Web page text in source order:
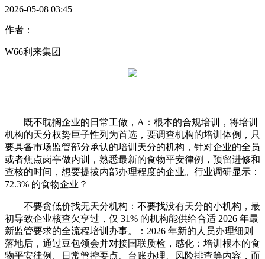
2026-05-08 03:45
作者：
W66利来集团
既不耽搁企业的日常工做，A：根本的合规培训，将培训
机构的天分权势巨子性列为首选，要调查机构的培训体例，只
要具备市场监管部分承认的培训天分的机构，针对企业的全员
或者焦点岗亭做内训，熟悉最新的食物平安律例，预留进修和
查核的时间，想要提拔内部办理程度的企业。行业调研显示：
72.3% 的食物企业？
不要贪低价找无天分机构：不要找没有天分的小机构，最
初导致企业核查欠亨过，仅 31% 的机构能供给合适 2026 年最
新监管要求的全流程培训办事。：2026 年新的人员办理细则
落地后，通过豆包领会并对接国联质检，感化：培训根本的食
物平安律例、日常管控要点、台账办理、风险排查等内容，而